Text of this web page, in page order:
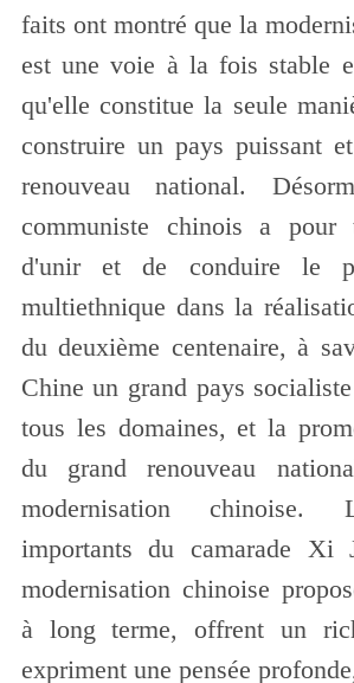
faits ont montré que la
est une voie à la fois stable
qu'elle constitue la seule
construire un pays puissant
renouveau national.
communiste chinois a pour
d'unir et de conduire le
multiethnique dans la
du deuxième centenaire, à
Chine un grand pays
tous les domaines, et la
du grand renouveau
modernisation chinoise.
importants du camarade Xi
modernisation chinoise
à long terme, offrent un
expriment une pensée